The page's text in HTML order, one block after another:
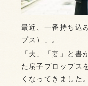
最近、一番持ち込
プス）」。
「夫」「妻」と書
た扇子プロップス
くなってきました。